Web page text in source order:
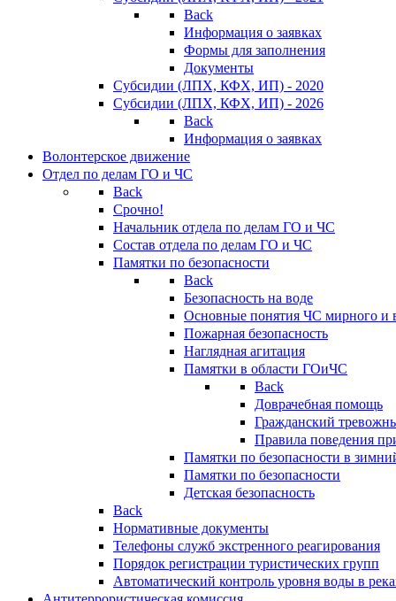
Back
Информация о заявках
Формы для заполнения
Документы
Субсидии (ЛПХ, КФХ, ИП) - 2020
Субсидии (ЛПХ, КФХ, ИП) - 2026
Back
Информация о заявках
Волонтерское движение
Отдел по делам ГО и ЧС
Back
Срочно!
Начальник отдела по делам ГО и ЧС
Состав отдела по делам ГО и ЧС
Памятки по безопасности
Back
Безопасность на воде
Основные понятия ЧС мирного и
Пожарная безопасность
Наглядная агитация
Памятки в области ГОиЧС
Back
Доврачебная помощь
Гражданский
Правила поведения
Памятки по безопасности в
Памятки по безопасности
Детская безопасность
Back
Нормативные документы
Телефоны служб экстренного реагирования
Порядок регистрации туристических групп
Автоматический контроль уровня воды в